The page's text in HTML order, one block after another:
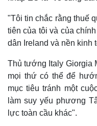
"Tôi tin chắc rằng thuế
tiên của tôi và của
dân Ireland và nền kinh
Thủ tướng Italy Giorgia
mọi thứ có thể để
mục tiêu tránh một
làm suy yếu phương
lực toàn cầu khác".